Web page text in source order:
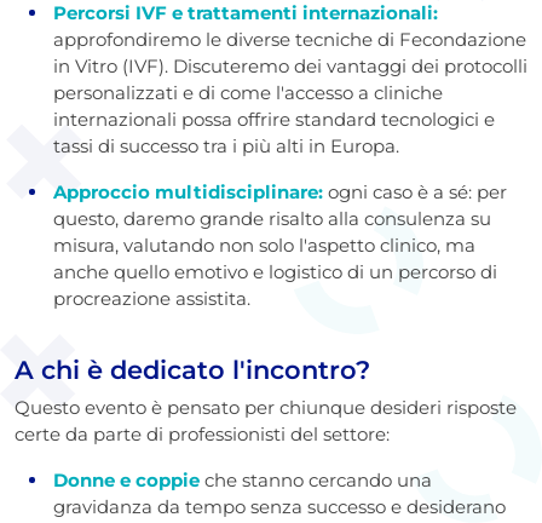
Percorsi IVF e trattamenti internazionali:
approfondiremo le diverse tecniche di Fecondazione
in Vitro (IVF). Discuteremo dei vantaggi dei protocolli
personalizzati e di come l'accesso a cliniche
internazionali possa offrire standard tecnologici e
tassi di successo tra i più alti in Europa.
Approccio multidisciplinare: ogni caso è a sé: per
questo, daremo grande risalto alla consulenza su
misura, valutando non solo l'aspetto clinico, ma
anche quello emotivo e logistico di un percorso di
procreazione assistita.
A chi è dedicato l'incontro?
Questo evento è pensato per chiunque desideri risposte
certe da parte di professionisti del settore:
Donne e coppie che stanno cercando una
gravidanza da tempo senza successo e desiderano